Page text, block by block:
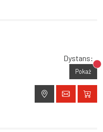
Dystans:
Pokaż